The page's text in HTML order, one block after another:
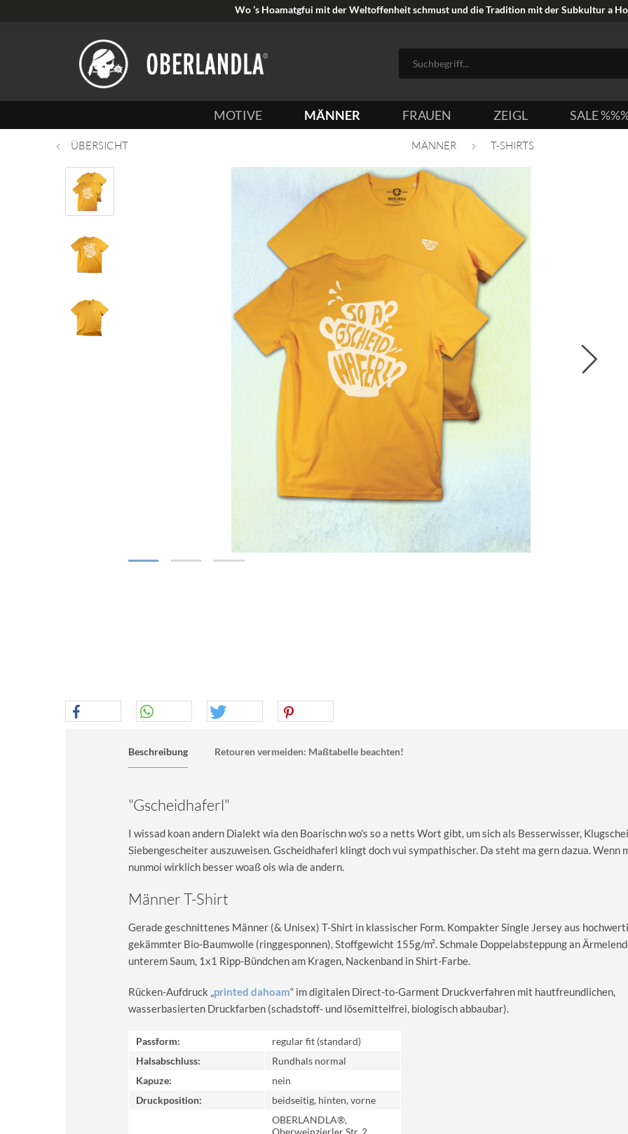
Wo ’s Hoamatgfui mit der Weltoffenheit schmust und die Tradition mit der Subkultur a
MOTIVE MÄNNER FRAUEN ZEIGL SALE
ÜBERSICHT MÄNNER T-SHIRTS
Beschreibung Retouren vermeiden: Maßtabelle beachten!
"Gscheidhaferl"
I wissad koan andern Dialekt wia den Boarischn wo's so a netts Wort gibt, um sich als Besserwisser,
Siebengescheiter auszuweisen. Gscheidhaferl klingt doch vui sympathischer. Da steht ma gern dazua. Wenn
nunmoi wirklich besser woaß ois wia de andern.
Männer T-Shirt
Gerade geschnittenes Männer (& Unisex) T-Shirt in klassischer Form. Kompakter Single Jersey aus
gekämmter Bio-Baumwolle (ringgesponnen), Stoffgewicht 155g/m². Schmale Doppelabsteppung an
unterem Saum, 1x1 Ripp-Bündchen am Kragen, Nackenband in Shirt-Farbe.
Rücken-Aufdruck „printed dahoam“ im digitalen Direct-to-Garment Druckverfahren mit hautfreundlichen,
wasserbasierten Druckfarben (schadstoff- und lösemittelfrei, biologisch abbaubar).
Passform:
regular fit (standard)
Halsabschluss:
Rundhals normal
Kapuze:
nein
Druckposition:
beidseitig, hinten, vorne
OBERLANDLA®,
Oberweinzierler Str. 2,